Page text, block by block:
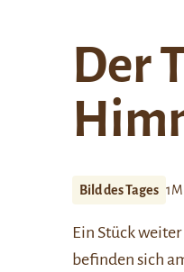
Der
Bild des Tages
Ein Stück
befinden sich